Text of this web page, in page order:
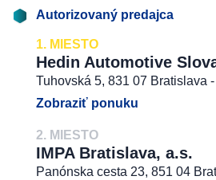
Autorizovaný predajca
1. MIESTO
Hedin Automotive
Tuhovská 5, 831 07 Bratislava
Zobraziť ponuku
2. MIESTO
IMPA Bratislava, a.s.
Panónska cesta 23, 851 04